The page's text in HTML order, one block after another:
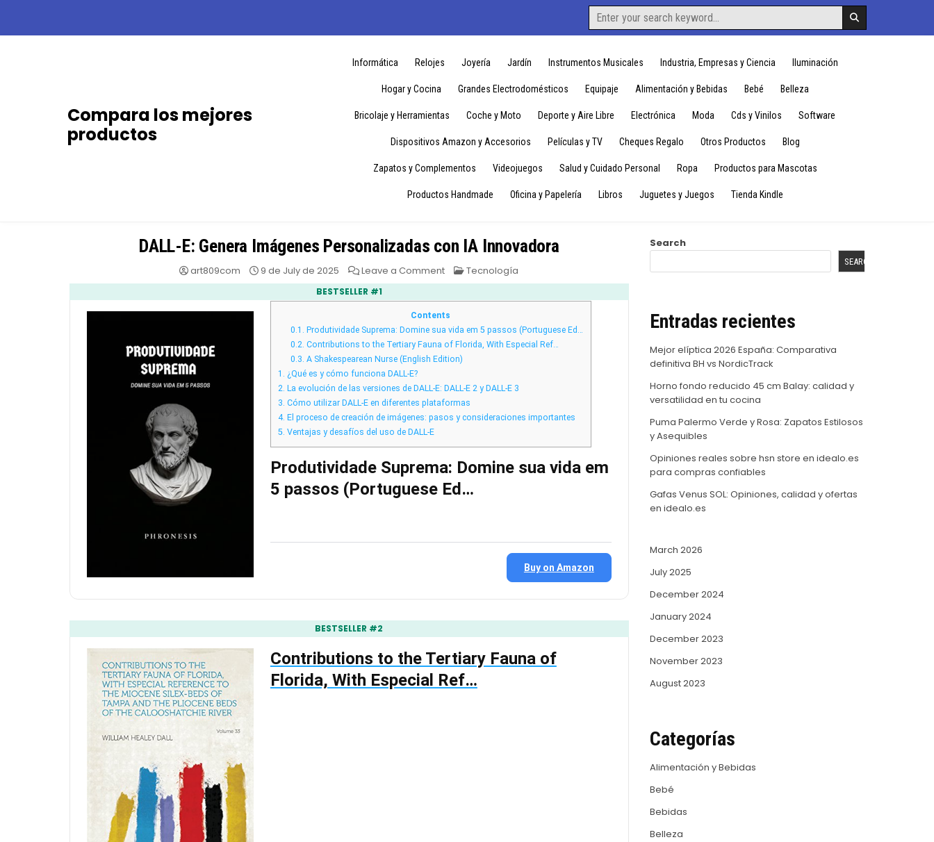
content
Search
for:
Compara los mejores
productos
Informática Relojes Joyería Jardín Instrumentos Musicales Industria, Empresas y Ciencia Iluminación
Hogar y Cocina Grandes Electrodomésticos Equipaje Alimentación y Bebidas Bebé Belleza
Bricolaje y Herramientas Coche y Moto Deporte y Aire Libre Electrónica Moda Cds y Vinilos Software
Dispositivos Amazon y Accesorios Películas y TV Cheques Regalo Otros Productos Blog
Zapatos y Complementos Videojuegos Salud y Cuidado Personal Ropa Productos para Mascotas
Productos Handmade Oficina y Papelería Libros Juguetes y Juegos Tienda Kindle
DALL-E: Genera Imágenes Personalizadas con IA Innovadora
art809com 9 de July de 2025 Leave a Commenton
DALL-
E:
Genera
Imágenes
Personalizadas
con
IA
Innovadora
Posted
Tecnología
BESTSELLER #1
Contents
0.1. Produtividade Suprema: Domine sua vida em 5 passos (Portuguese Ed…
0.2. Contributions to the Tertiary Fauna of Florida, With Especial Ref…
0.3. A Shakespearean Nurse (English Edition)
1. ¿Qué es y cómo funciona DALL-E?
2. La evolución de las versiones de DALL-E: DALL-E 2 y DALL-E 3
3. Cómo utilizar DALL-E en diferentes plataformas
4. El proceso de creación de imágenes: pasos y consideraciones importantes
5. Ventajas y desafíos del uso de DALL-E
Produtividade Suprema: Domine sua vida em
5 passos (Portuguese Ed…
Buy on Amazon
BESTSELLER #2
Contributions to the Tertiary Fauna of
Florida, With Especial Ref…
Search
SEARCH
Entradas recientes
Mejor elíptica 2026 España: Comparativa
definitiva BH vs NordicTrack
Horno fondo reducido 45 cm Balay: calidad y
versatilidad en tu cocina
Puma Palermo Verde y Rosa: Zapatos Estilosos
y Asequibles
Opiniones reales sobre hsn store en idealo.es
para compras confiables
Gafas Venus SOL: Opiniones, calidad y ofertas
en idealo.es
March 2026
July 2025
December 2024
January 2024
December 2023
November 2023
August 2023
Categorías
Alimentación y Bebidas
Bebé
Bebidas
Belleza